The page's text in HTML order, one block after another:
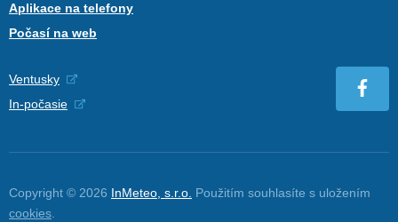
Aplikace na telefony
Počasí na web
Ventusky
In-počasie
Copyright © 2026 InMeteo, s.r.o. Použitím souhlasíte s uložením
cookies